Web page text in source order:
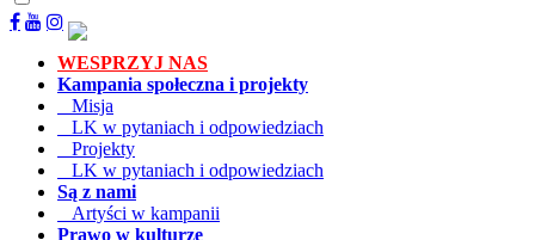
WESPRZYJ NAS
Kampania społeczna i projekty
Misja
LK w pytaniach i odpowiedziach
Projekty
LK w pytaniach i odpowiedziach
Są z nami
Artyści w kampanii
Prawo w kulturze